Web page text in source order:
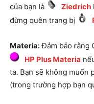
của bạn là
Ziedrich
đừng quên trang bị
Materia:Đảm bảo rằng
HP Plus Materia
ta. Bạn sẽ không muốn
(trong trường hợp bạn